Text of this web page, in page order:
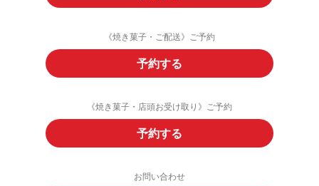
《焼き菓子・ご配送》ご予約
予約する
《焼き菓子・店頭お受け取り》ご予約
予約する
お問い合わせ